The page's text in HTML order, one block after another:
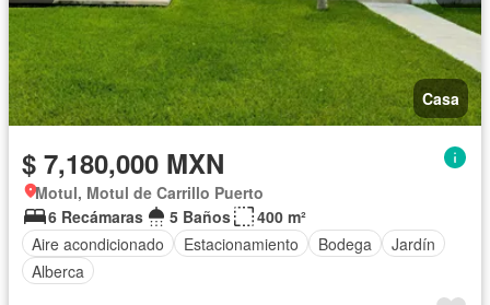
Casa
$ 7,180,000 MXN
Motul, Motul de Carrillo Puerto
6 Recámaras
5 Baños
400 m²
Aire acondicionado
Estacionamiento Bodega
Jardín
Alberca